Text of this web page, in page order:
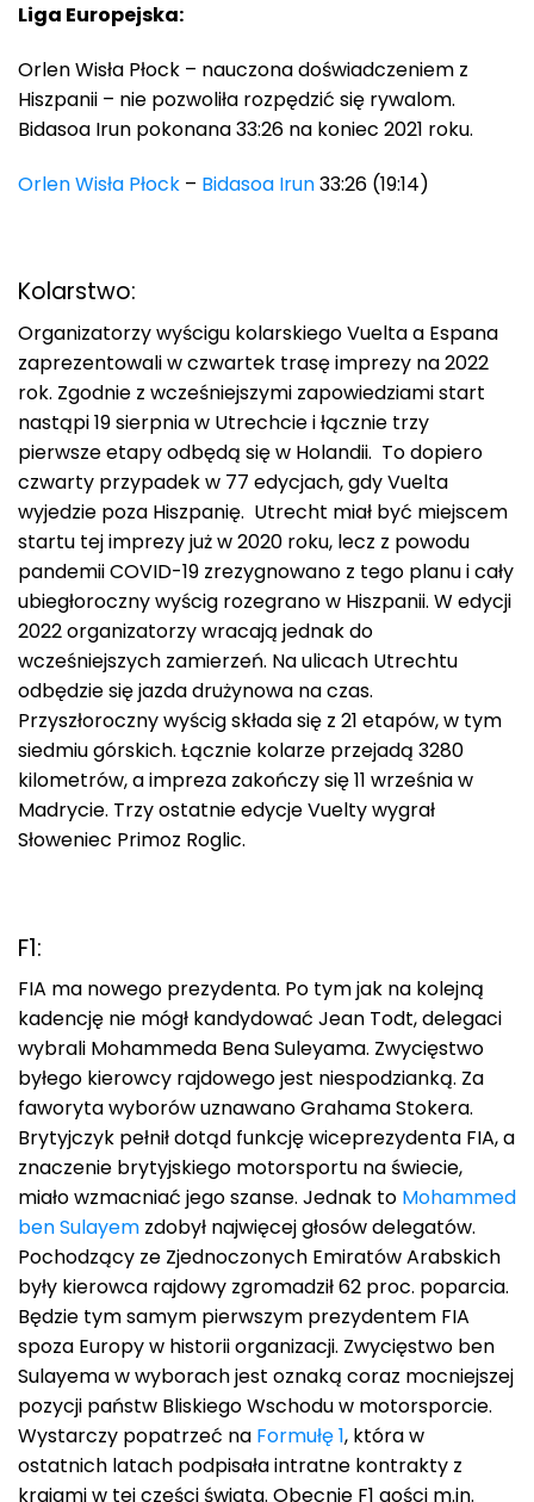
Liga Europejska:
Orlen Wisła Płock – nauczona doświadczeniem z
Hiszpanii – nie pozwoliła rozpędzić się rywalom.
Bidasoa Irun pokonana 33:26 na koniec 2021 roku.
Orlen Wisła Płock – Bidasoa Irun33:26 (19:14)
Kolarstwo:
Organizatorzy wyścigu kolarskiego Vuelta a Espana
zaprezentowali w czwartek trasę imprezy na 2022
rok. Zgodnie z wcześniejszymi zapowiedziami start
nastąpi 19 sierpnia w Utrechcie i łącznie trzy
pierwsze etapy odbędą się w Holandii. To dopiero
czwarty przypadek w 77 edycjach, gdy Vuelta
wyjedzie poza Hiszpanię. Utrecht miał być miejscem
startu tej imprezy już w 2020 roku, lecz z powodu
pandemii COVID-19 zrezygnowano z tego planu i cały
ubiegłoroczny wyścig rozegrano w Hiszpanii. W edycji
2022 organizatorzy wracają jednak do
wcześniejszych zamierzeń. Na ulicach Utrechtu
odbędzie się jazda drużynowa na czas.
Przyszłoroczny wyścig składa się z 21 etapów, w tym
siedmiu górskich. Łącznie kolarze przejadą 3280
kilometrów, a impreza zakończy się 11 września w
Madrycie. Trzy ostatnie edycje Vuelty wygrał
Słoweniec Primoz Roglic.
F1:
FIA ma nowego prezydenta. Po tym jak na kolejną
kadencję nie mógł kandydować Jean Todt, delegaci
wybrali Mohammeda Bena Suleyama. Zwycięstwo
byłego kierowcy rajdowego jest niespodzianką. Za
faworyta wyborów uznawano Grahama Stokera.
Brytyjczyk pełnił dotąd funkcję wiceprezydenta FIA, a
znaczenie brytyjskiego motorsportu na świecie,
miało wzmacniać jego szanse. Jednak to Mohammed
ben Sulayem zdobył najwięcej głosów delegatów.
Pochodzący ze Zjednoczonych Emiratów Arabskich
były kierowca rajdowy zgromadził 62 proc. poparcia.
Będzie tym samym pierwszym prezydentem FIA
spoza Europy w historii organizacji. Zwycięstwo ben
Sulayema w wyborach jest oznaką coraz mocniejszej
pozycji państw Bliskiego Wschodu w motorsporcie.
Wystarczy popatrzeć na Formułę 1, która w
ostatnich latach podpisała intratne kontrakty z
krajami w tej części świata. Obecnie F1 gości m.in.